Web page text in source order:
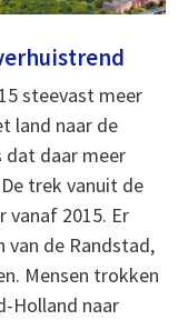
steevast meer
land naar de
dat daar meer
trek vanuit de
vanaf 2015. Er
van de Randstad,
Mensen trokken
Holland naar